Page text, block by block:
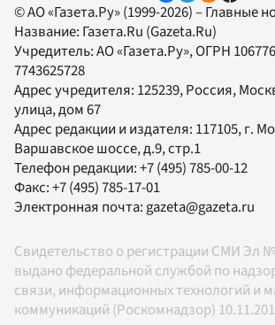
© АО «Газета.Ру» (1999-2026) – Главные
Название: Газета.Ru (Gazeta.Ru)
Учредитель:АО «Газета.Ру», ОГРН
7743625728
Адрес учредителя: 125239, Россия,
улица, дом 67
Адрес редакции и издателя: 117105, г.
Варшавское шоссе, д.9, стр.1
Телефон редакции:+7 (495) 785-00-12
Факс:+7 (495) 785-17-01
Электронная почта: gazeta@gazeta.ru
Свидетельство о регистрации СМИ Эл
выдано федеральной службой по
связи, информационных технологий и
коммуникаций (Роскомнадзор)